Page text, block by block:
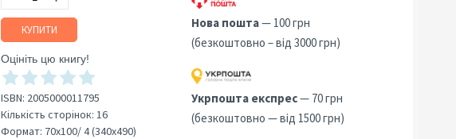
КУПИТИ
Оцініть цю книгу!
ISBN: 2005000011795
Кількість сторінок: 16
Формат: 70х100/ 4 (340х490)
Нова пошта— 100 грн
(безкоштовно – від 3000 грн)
Укрпошта експрес— 70 грн
(безкоштовно — від 1500 грн)